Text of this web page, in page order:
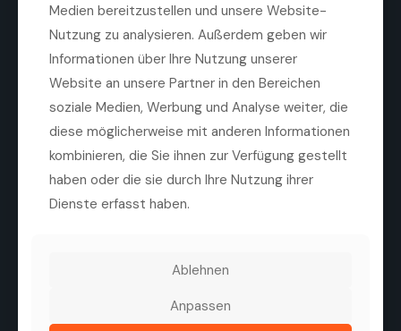
hochwertigen ophthalmologischen Produkten,
Technologien und Dienstleistungen. Ziel des
Unternehmens ist es, die Sehqualität von Patienten zu
verbessern, durch eine enge Zusammenarbeit mit
Herstellern, Kliniken und Augenärzten.
Tel. +41 44 747 40 00
Folgen Sie uns
Medien bereitzustellen und unsere Website-
Nutzung zu analysieren. Außerdem geben wir
Informationen über Ihre Nutzung unserer
Website an unsere Partner in den Bereichen
soziale Medien, Werbung und Analyse weiter, die
diese möglicherweise mit anderen Informationen
kombinieren, die Sie ihnen zur Verfügung gestellt
haben oder die sie durch Ihre Nutzung ihrer
Dienste erfasst haben.
Ablehnen
Anpassen